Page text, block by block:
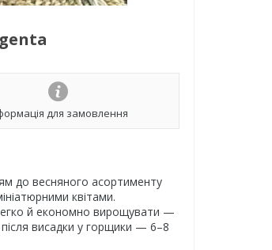
для замовлення
до весняного асортименту
квітами.
й економно вирощувати —
висадки у горщики — 6–8